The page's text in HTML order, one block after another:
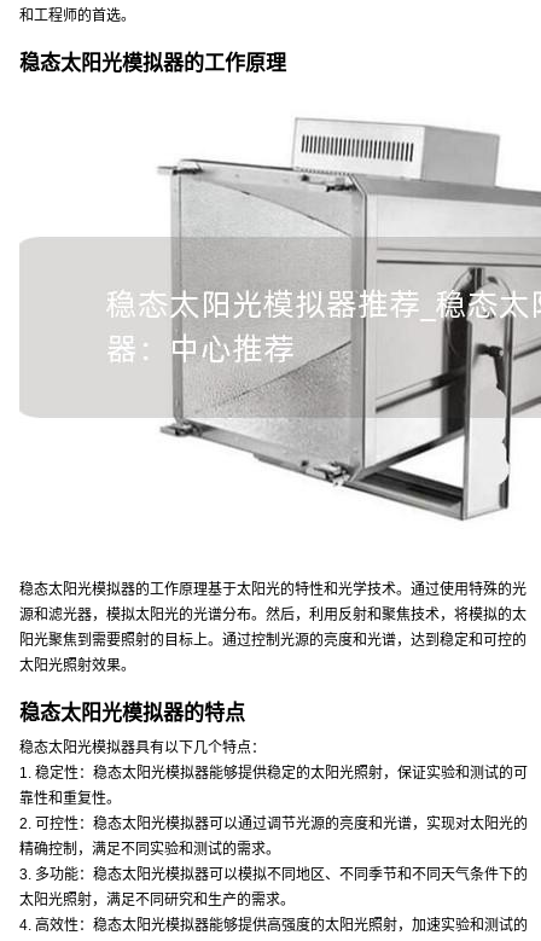
和工程师的首选。
稳态太阳光模拟器的工作原理
稳态太阳光模拟器的工作原理基于太阳光的特性和光学技术。通过使用特殊的光
源和滤光器，模拟太阳光的光谱分布。然后，利用反射和聚焦技术，将模拟的太
阳光聚焦到需要照射的目标上。通过控制光源的亮度和光谱，达到稳定和可控的
太阳光照射效果。
稳态太阳光模拟器的特点
稳态太阳光模拟器具有以下几个特点：
1. 稳定性：稳态太阳光模拟器能够提供稳定的太阳光照射，保证实验和测试的可
靠性和重复性。
2. 可控性：稳态太阳光模拟器可以通过调节光源的亮度和光谱，实现对太阳光的
精确控制，满足不同实验和测试的需求。
3. 多功能：稳态太阳光模拟器可以模拟不同地区、不同季节和不同天气条件下的
太阳光照射，满足不同研究和生产的需求。
4. 高效性：稳态太阳光模拟器能够提供高强度的太阳光照射，加速实验和测试的